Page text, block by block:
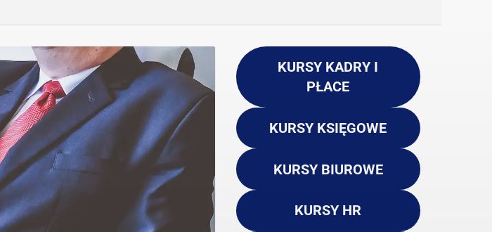
KURSY KADRY I
PŁACE
KURSY KSIĘGOWE
KURSY BIUROWE
KURSY HR